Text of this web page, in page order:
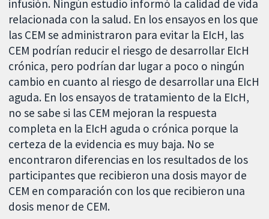
infusión. Ningún estudio informó la calidad de vida
relacionada con la salud. En los ensayos en los que
las CEM se administraron para evitar la EIcH, las
CEM podrían reducir el riesgo de desarrollar EIcH
crónica, pero podrían dar lugar a poco o ningún
cambio en cuanto al riesgo de desarrollar una EIcH
aguda. En los ensayos de tratamiento de la EIcH,
no se sabe si las CEM mejoran la respuesta
completa en la EIcH aguda o crónica porque la
certeza de la evidencia es muy baja. No se
encontraron diferencias en los resultados de los
participantes que recibieron una dosis mayor de
CEM en comparación con los que recibieron una
dosis menor de CEM.